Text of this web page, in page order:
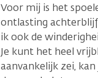
Voor mij is het
ontlasting
ik ook de
Je kunt het heel
aanvankelijk zei,